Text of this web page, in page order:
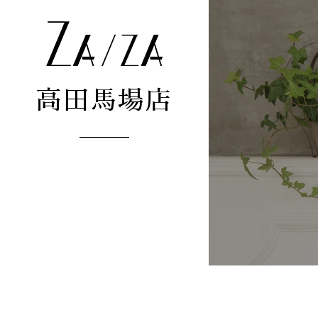
高田馬場店